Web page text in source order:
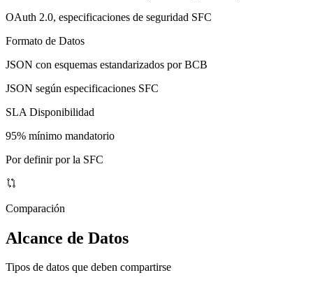
OAuth 2.0, especificaciones de seguridad SFC
Formato de Datos
JSON con esquemas estandarizados por BCB
JSON según especificaciones SFC
SLA Disponibilidad
95% mínimo mandatorio
Por definir por la SFC
Comparación
Alcance de Datos
Tipos de datos que deben compartirse